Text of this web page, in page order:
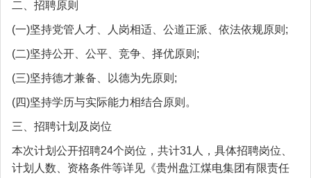
二、招聘原则
(一)坚持党管人才、人岗相适、公道正派、依法依规原则;
(二)坚持公开、公平、竞争、择优原则;
(三)坚持德才兼备、以德为先原则;
(四)坚持学历与实际能力相结合原则。
三、招聘计划及岗位
本次计划公开招聘24个岗位，共计31人，具体招聘岗位、
计划人数、资格条件等详见《贵州盘江煤电集团有限责任